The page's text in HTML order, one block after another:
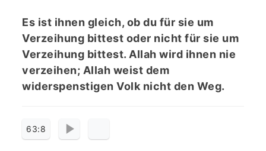
Es ist ihnen gleich, ob du für sie um
Verzeihung bittest oder nicht für sie um
Verzeihung bittest. Allah wird ihnen nie
verzeihen; Allah weist dem
widerspenstigen Volk nicht den Weg.
63:8